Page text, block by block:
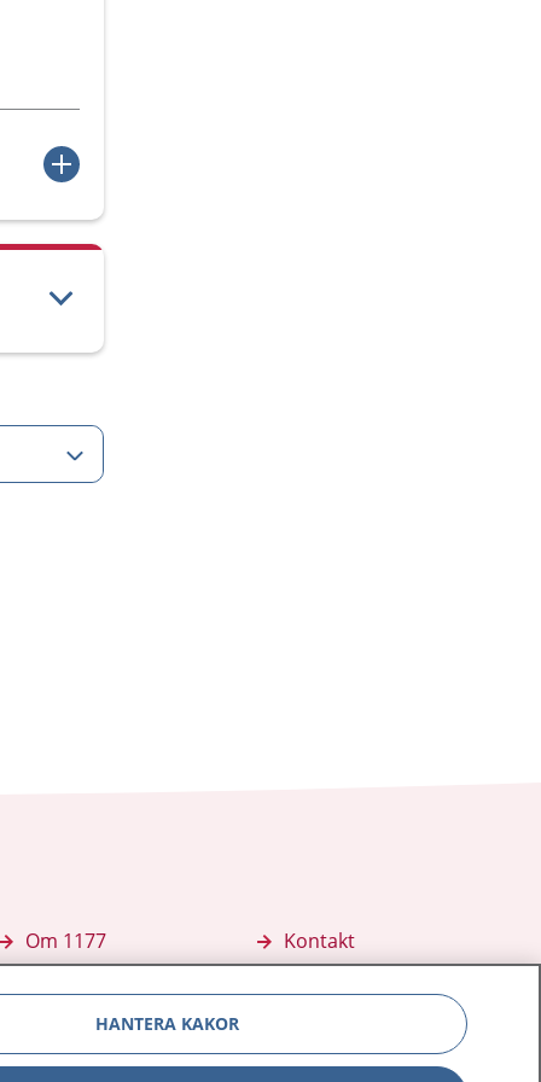
Om 1177
E-tjänster
Kontakt
Press
Digital tillgänglighet
HANTERA KAKOR